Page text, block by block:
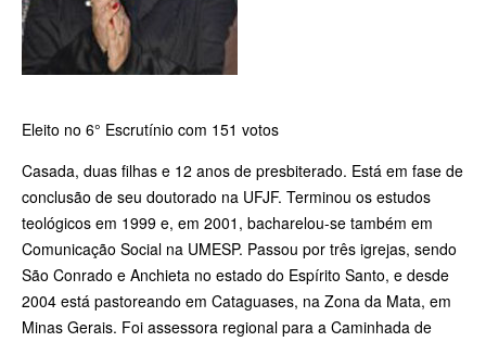
Eleito no 6° Escrutínio com 151 votos
Casada, duas filhas e 12 anos de presbiterado. Está em fase de
conclusão de seu doutorado na UFJF. Terminou os estudos
teológicos em 1999 e, em 2001, bacharelou-­se também em
Comunicação Social na UMESP. Passou por três igrejas, sendo
São Conrado e Anchieta no estado do Espírito Santo, e desde
2004 está pastoreando em Cataguases, na Zona da Mata, em
Minas Gerais. Foi assessora regional para a Caminhada de